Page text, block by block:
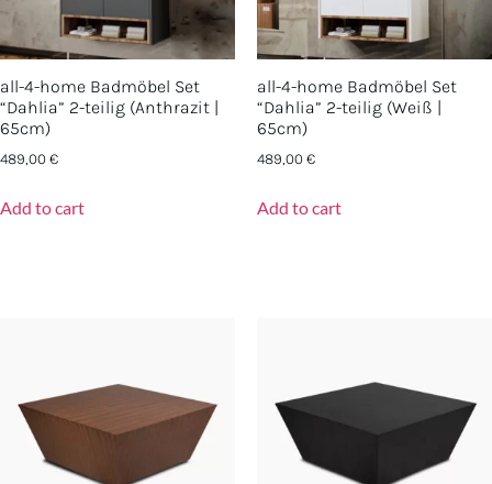
all-4-home Badmöbel Set
“Dahlia” 2-teilig (Anthrazit |
65cm)
489,00€
Add to cart
all-4-home Badmöbel Set
“Dahlia” 2-teilig (Weiß |
65cm)
489,00€
Add to cart